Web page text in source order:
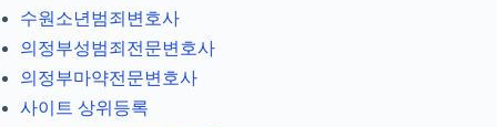
수원소년범죄변호사
의정부성범죄전문변호사
의정부마약전문변호사
사이트 상위등록